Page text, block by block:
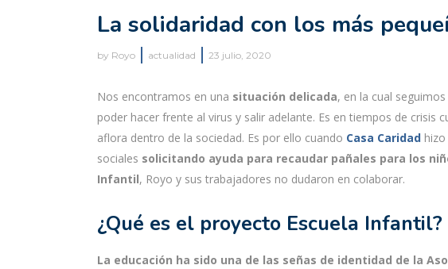
La solidaridad con los más
by Royo actualidad 23 julio, 2020
Nos encontramos en una situación delicada, en la cual
poder hacer frente al virus y salir adelante. Es en tiempos de crisis
aflora dentro de la sociedad. Es por ello cuando Casa Caridad
sociales solicitando ayuda para recaudar pañales para los
Infantil, Royo y sus trabajadores no dudaron en colaborar.
¿Qué es el proyecto Escuela Infantil?
La educación ha sido una de las señas de identidad de la